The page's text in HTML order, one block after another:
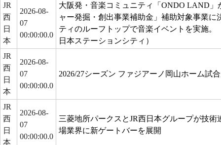
JR
西
日
本
2026-08-
07
00:00:00.0
大阪発・音楽コミュニティ「ONDO LAND」
ャー発掘・創出事業補助金」補助対象事業に
ティのルーフトップで音楽イベントを実施。
日本ステーションシティ）
JR
西
日
本
2026-08-
07
00:00:00.0
2026/27シーズン ファジアーノ岡山ホーム試
JR
西
日
本
2026-08-
07
00:00:00.0
三菱地所パークスとJR西日本グループが技
場業界に新ゲートバーを展開